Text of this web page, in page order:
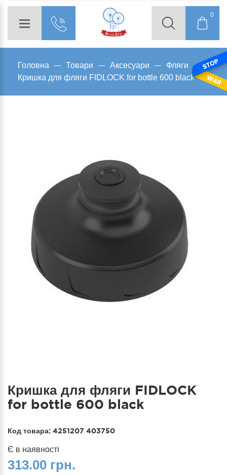
0
Головна Товари Аксесуари
Фляги
Кришка для фляги FIDLOCK for bottle 600 black
Кришка для фляги FIDLOCK
for bottle 600 black
Код товара: 4251207 403750
Є в наявності
313.00 грн.